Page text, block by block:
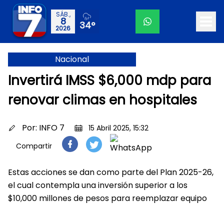
SÁB.,
8
2026 34°
Nacional
Invertirá IMSS $6,000 mdp para
renovar climas en hospitales
Por: INFO 7
15 Abril 2025, 15:32
Compartir
Estas acciones se dan como parte del Plan 2025-26,
el cual contempla una inversión superior a los
$10,000 millones de pesos para reemplazar equipo